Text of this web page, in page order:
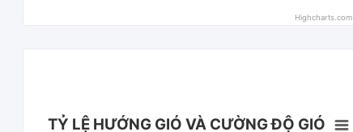
Highcharts.com
TỶ LỆ HƯỚNG GIÓ VÀ CƯỜNG ĐỘ GIÓ